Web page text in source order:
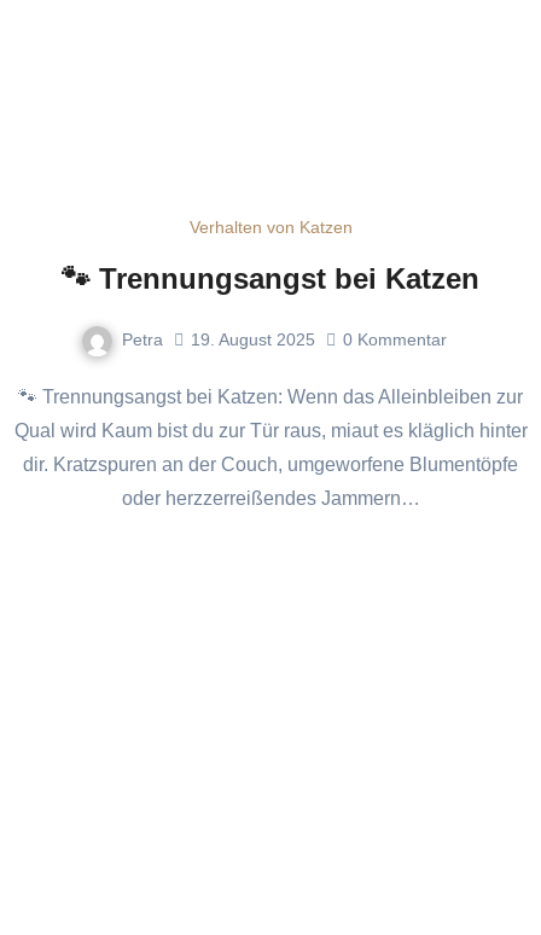
Verhalten von Katzen
🐾 Trennungsangst bei Katzen
Petra 19. August 2025 0 Kommentar
🐾 Trennungsangst bei Katzen: Wenn das Alleinbleiben zur
Qual wird Kaum bist du zur Tür raus, miaut es kläglich hinter
dir. Kratzspuren an der Couch, umgeworfene Blumentöpfe
oder herzzerreißendes Jammern…